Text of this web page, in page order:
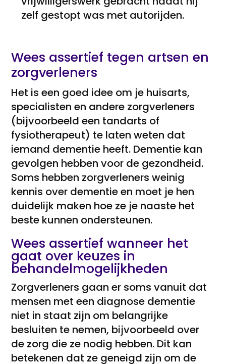
zelf gestopt was met autorijden.
Wees assertief tegen artsen en
zorgverleners
Het is een goed idee om je huisarts,
specialisten en andere zorgverleners
(bijvoorbeeld een tandarts of
fysiotherapeut) te laten weten dat
iemand dementie heeft. Dementie kan
gevolgen hebben voor de gezondheid.
Soms hebben zorgverleners weinig
kennis over dementie en moet je hen
duidelijk maken hoe ze je naaste het
beste kunnen ondersteunen.
Wees assertief wanneer het
gaat over keuzes in
behandelmogelijkheden
Zorgverleners gaan er soms vanuit dat
mensen met een diagnose dementie
niet in staat zijn om belangrijke
besluiten te nemen, bijvoorbeeld over
de zorg die ze nodig hebben. Dit kan
betekenen dat ze geneigd zijn om de